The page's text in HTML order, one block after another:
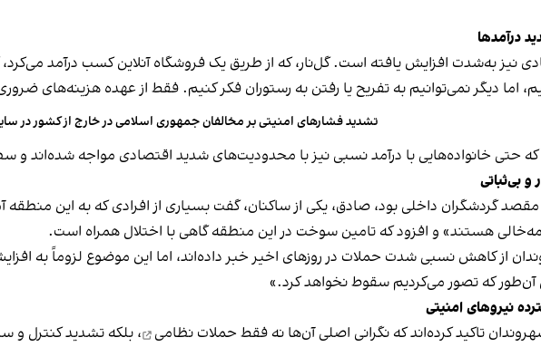
درآمدها
نیز به‌شدت افزایش یافته است. گل‌نار، که از طریق یک فروشگاه آنلاین کسب‌ درآمد
اما دیگر نمی‌توانیم به تفریح یا رفتن به رستوران فکر کنیم. فقط از عهده هزینه‌های
تشدید فشارهای امنیتی بر مخالفان جمهوری اسلامی در خارج از کشور در
حتی خانواده‌هایی با درآمد نسبی نیز با محدودیت‌های شدید اقتصادی مواجه شده‌اند
و بی‌ثباتی
گردشگران داخلی بود، صادق، یکی از ساکنان، گفت بسیاری از افرادی که به این
هستند» و افزود که تامین سوخت در این منطقه گاهی با اختلال همراه است.
از کاهش نسبی شدت حملات در روزهای اخیر خبر داده‌اند، اما این موضوع لزوماً به
که تصور می‌کردیم سقوط نخواهد کرد.»
نیروهای امنیتی
تاکید کرده‌اند که نگرانی اصلی آن‌ها نه فقطحملات نظامی ، بلکه تشدید کنترل و